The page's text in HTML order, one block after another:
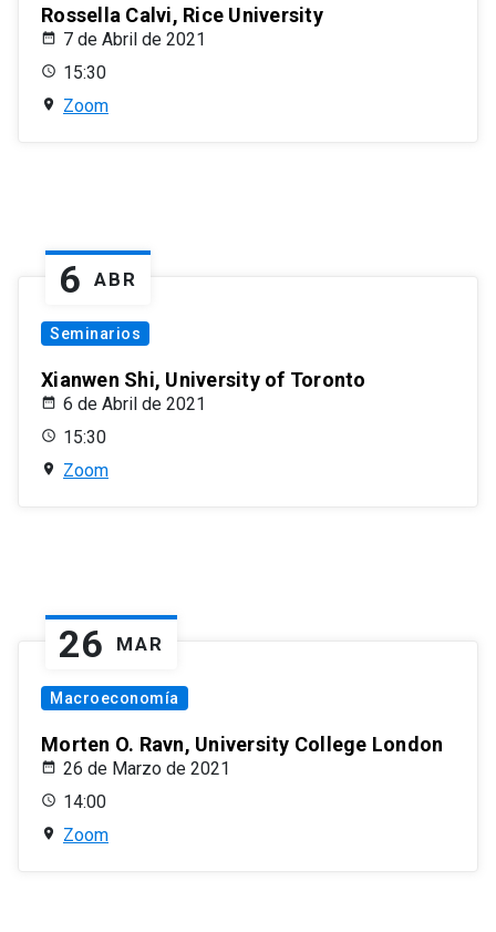
Rossella Calvi, Rice University
7 de Abril de 2021
15:30
Zoom
6 ABR
Seminarios
Xianwen Shi, University of Toronto
6 de Abril de 2021
15:30
Zoom
26 MAR
Macroeconomía
Morten O. Ravn, University College London
26 de Marzo de 2021
14:00
Zoom